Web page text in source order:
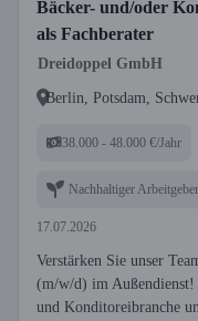
Bäcker- und/oder
als Fachberater
Dreidoppel GmbH
Berlin, Potsdam,
38.000 - 48.000 €/Jahr
Nachhaltiger Arbeitgeber
17.07.2026
Verstärken Sie unser
(m/w/d) im Außendienst!
und Konditoreibranche